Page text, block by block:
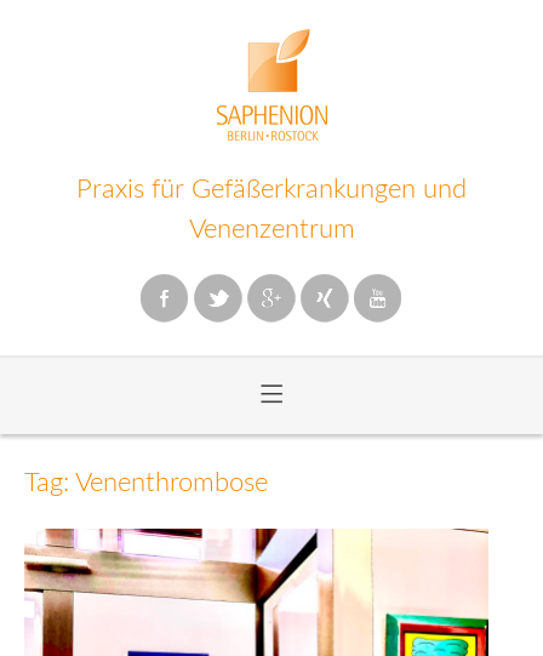
Praxis für Gefäßerkrankungen und
Venenzentrum
≡
Inhalt
Tag: Venenthrombose